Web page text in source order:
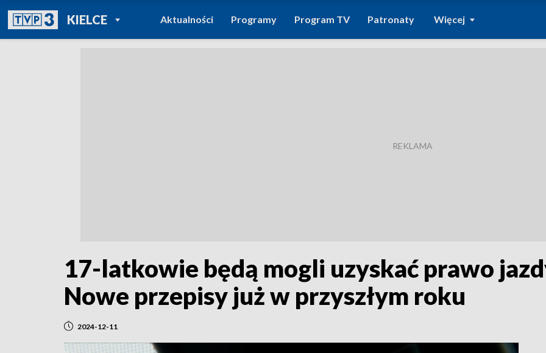
KIELCEPOWRÓT DO
TVP REGIONY
Aktualności Programy Program TV Patronaty Więcej
17-latkowie będą mogli uzyskać prawo
Nowe przepisy już w przyszłym roku
2024-12-11